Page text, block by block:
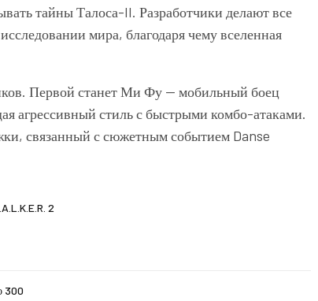
тайны Талоса-II. Разработчики делают все
мира, благодаря чему вселенная
Первой станет Ми Фу — мобильный боец
агрессивный стиль с быстрыми комбо-атаками.
связанный с сюжетным событием Danse
2
300